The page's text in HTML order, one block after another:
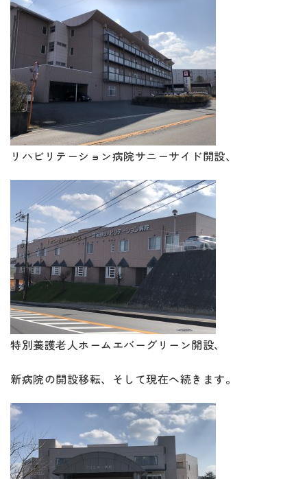
リハビリテーション病院サニーサイド開設、
特別養護老人ホームエバーグリーン開設、
新病院の開設移転、そして現在へ続きます。